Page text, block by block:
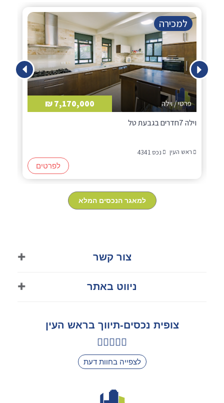
למכירה
פרטי / וילה 7,170,000 ₪
וילה 7חדרים בגבעת טל
ראש העין
נכס 4341
לפרטים
למאגר הנכסים המלא
צור קשר
050-8570313
tsofits88@gmail.com
ראש העין
ניווט באתר
צופית נכסים-תיווך בראש העין
לצפייה בחוות דעת